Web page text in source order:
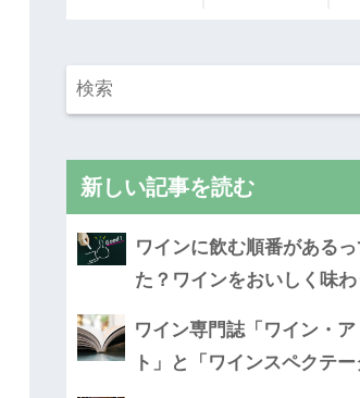
新しい記事を読む
ワインに飲む順番がある
た？ワインをおいしく味
ワイン専門誌「ワイン・
ト」と「ワインスペクテー